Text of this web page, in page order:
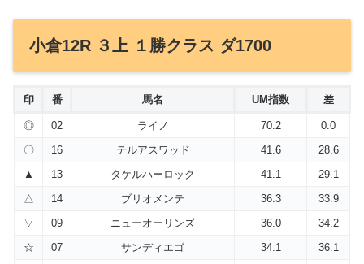
小倉12R ３上 １勝クラス ダ1700
印 番 馬名 UM指数 差
◎ 02 ライノ 70.2
0.0
〇
16 テルアスワッド 41.6
28.6
▲
13 タケルハーロック 41.1
29.1
△
14 ブリオメンテ 36.3
33.9
▽
09 ニューオーリンズ 36.0
34.2
☆
07 サンディエゴ 34.1
36.1